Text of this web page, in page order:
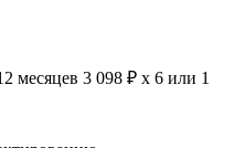
месяцев 3 098 ₽ х 6 или 1